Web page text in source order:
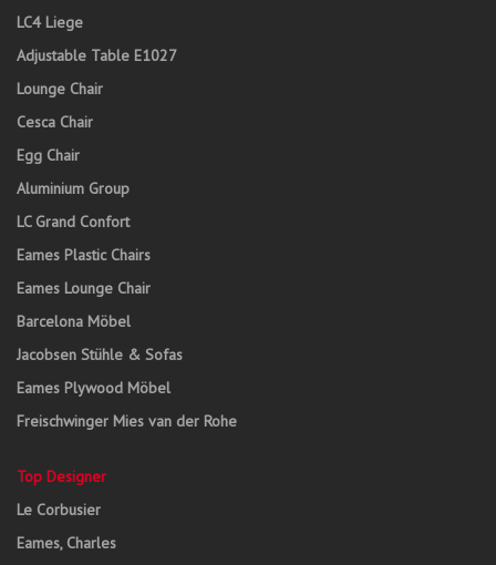
LC4 Liege
Adjustable Table E1027
Lounge Chair
Cesca Chair
Egg Chair
Aluminium Group
LC Grand Confort
Eames Plastic Chairs
Eames Lounge Chair
Barcelona Möbel
Jacobsen Stühle & Sofas
Eames Plywood Möbel
Freischwinger Mies van der Rohe
Top Designer
Le Corbusier
Eames, Charles